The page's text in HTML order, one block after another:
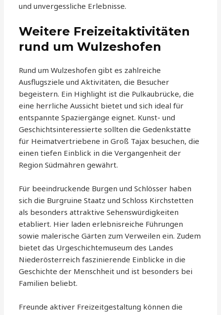
und unvergessliche Erlebnisse.
Weitere Freizeitaktivitäten
rund um Wulzeshofen
Rund um Wulzeshofen gibt es zahlreiche
Ausflugsziele und Aktivitäten, die Besucher
begeistern. Ein Highlight ist die Pulkaubrücke, die
eine herrliche Aussicht bietet und sich ideal für
entspannte Spaziergänge eignet. Kunst- und
Geschichtsinteressierte sollten die Gedenkstätte
für Heimatvertriebene in Groß Tajax besuchen, die
einen tiefen Einblick in die Vergangenheit der
Region Südmähren gewährt.
Für beeindruckende Burgen und Schlösser haben
sich die Burgruine Staatz und Schloss Kirchstetten
als besonders attraktive Sehenswürdigkeiten
etabliert. Hier laden erlebnisreiche Führungen
sowie malerische Gärten zum Verweilen ein. Zudem
bietet das Urgeschichtemuseum des Landes
Niederösterreich faszinierende Einblicke in die
Geschichte der Menschheit und ist besonders bei
Familien beliebt.
Freunde aktiver Freizeitgestaltung können die